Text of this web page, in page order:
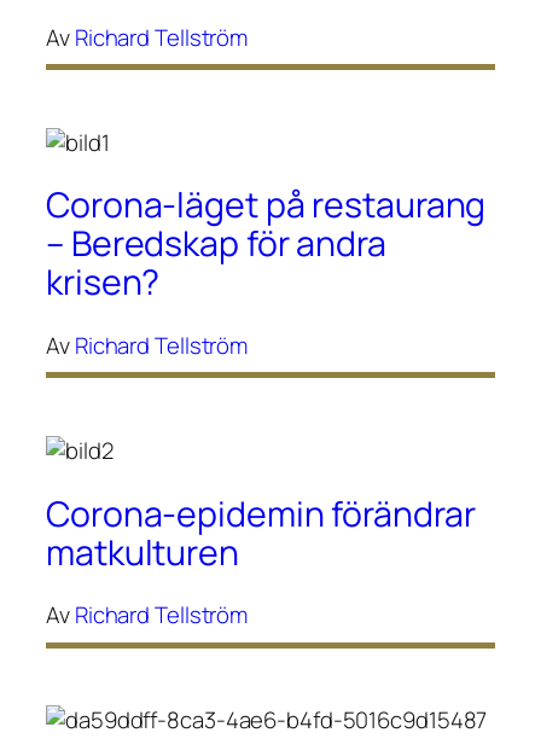
AvRichard Tellström
Corona-läget på restaurang
– Beredskap för andra
krisen?
AvRichard Tellström
Corona-epidemin förändrar
matkulturen
AvRichard Tellström